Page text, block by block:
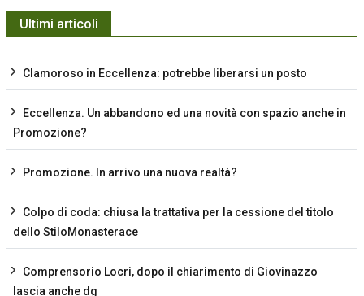
Ultimi articoli
Clamoroso in Eccellenza: potrebbe liberarsi un posto
Eccellenza. Un abbandono ed una novità con spazio anche in
Promozione?
Promozione. In arrivo una nuova realtà?
Colpo di coda: chiusa la trattativa per la cessione del titolo
dello StiloMonasterace
Comprensorio Locri, dopo il chiarimento di Giovinazzo
lascia anche dg